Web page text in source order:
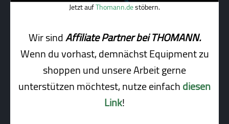
Jetzt aufThomann.destöbern.
Wir sindAffiliate Partner bei THOMANN.
Wenn du vorhast, demnächst Equipment zu
shoppen und unsere Arbeit gerne
unterstützen möchtest, nutze einfachdiesen
Link!